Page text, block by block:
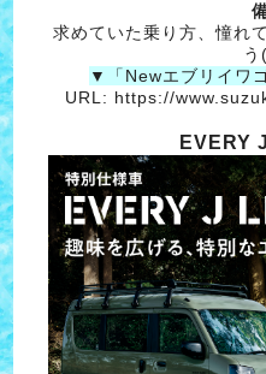
求めていた乗り方、憧れ
▼「Newエブリイワ
URL: https://
EVERY